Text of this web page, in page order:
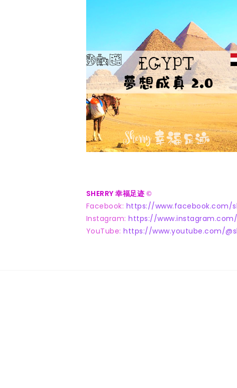
【埃及】梦想成真 2.0
APRIL 3, 2019
SHERRY 幸福足迹 ©
Facebook: https://www.facebook.com/
Instagram: https://
YouTube: https://www.youtube.com/